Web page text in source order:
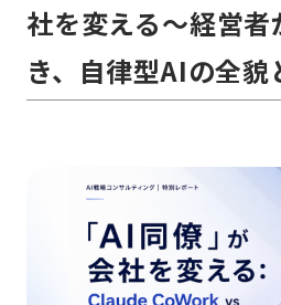
社を変える〜経営
き、自律型AIの全